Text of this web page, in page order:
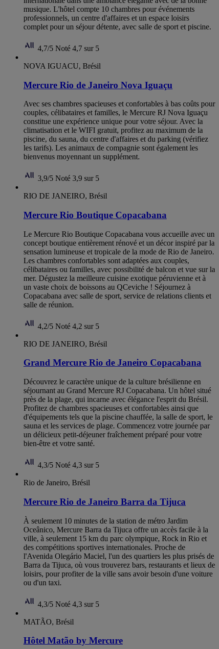
musique. L'hôtel compte 10 chambres pour événements
professionnels, un centre d'affaires et un espace loisirs
complet pour un séjour détente, avec salle de sport et piscine.
4,7/5 Noté 4,7 sur 5
NOVA IGUACU, Brésil
Mercure Rio de Janeiro Nova Iguaçu
Avec ses chambres spacieuses et confortables à bas coûts pour
couples, célibataires et familles, le Mercure RJ Nova Iguaçu
constitue une expérience unique pour votre séjour. Avec la
climatisation et le WIFI gratuit, profitez au maximum de la
piscine, du sauna, du centre d'affaires et du parking (vérifiez
les tarifs). Les animaux de compagnie sont également les
bienvenus moyennant un supplément.
3,9/5 Noté 3,9 sur 5
RIO DE JANEIRO, Brésil
Mercure Rio Boutique Copacabana
Le Mercure Rio Boutique Copacabana vous accueille avec un
concept boutique entièrement rénové et un décor inspiré par la
sensation lumineuse et tropicale de la mode de Rio de Janeiro.
Les chambres confortables sont adaptées aux couples,
célibataires ou familles, avec possibilité de balcon et vue sur la
mer. Dégustez la meilleure cuisine exotique péruvienne et à
un vaste choix de boissons au QCeviche ! Séjournez à
Copacabana avec salle de sport, service de relations clients et
salle de réunion.
4,2/5 Noté 4,2 sur 5
RIO DE JANEIRO, Brésil
Grand Mercure Rio de Janeiro Copacabana
Découvrez le caractère unique de la culture brésilienne en
séjournant au Grand Mercure RJ Copacabana. Un hôtel situé
près de la plage, qui incarne avec élégance l'esprit du Brésil.
Profitez de chambres spacieuses et confortables ainsi que
d'équipements tels que la piscine chauffée, la salle de sport, le
sauna et les services de plage. Commencez votre journée par
un délicieux petit-déjeuner fraîchement préparé pour votre
bien-être et votre santé.
4,3/5 Noté 4,3 sur 5
Rio de Janeiro, Brésil
Mercure Rio de Janeiro Barra da Tijuca
À seulement 10 minutes de la station de métro Jardim
Oceânico, Mercure Barra da Tijuca offre un accès facile à la
ville, à seulement 15 km du parc olympique, Rock in Rio et
des compétitions sportives internationales. Proche de
l'Avenida Olegário Maciel, l'un des quartiers les plus prisés de
Barra da Tijuca, où vous trouverez bars, restaurants et lieux de
loisirs, pour profiter de la ville sans avoir besoin d'une voiture
ou d'un taxi.
4,3/5 Noté 4,3 sur 5
MATÃO, Brésil
Hôtel Matão by Mercure